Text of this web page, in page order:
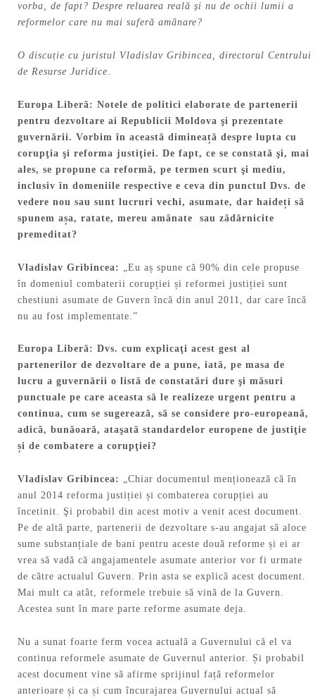
vorba, de fapt? Despre reluarea reală și nu de ochii lumii a
reformelor care nu mai suferă amânare?
O discuție cu juristul Vladislav Gribincea, directorul Centrului
de Resurse Juridice.
Europa Liberă: Notele de politici elaborate de partenerii
pentru dezvoltare ai Republicii Moldova şi prezentate
guvernării. Vorbim în această dimineață despre lupta cu
corupţia şi reforma justiţiei. De fapt, ce se constată şi, mai
ales, se propune ca reformă, pe termen scurt şi mediu,
inclusiv în domeniile respective e ceva din punctul Dvs. de
vedere nou sau sunt lucruri vechi, asumate, dar haideți să
spunem așa, ratate, mereu amânate sau zădărnicite
premeditat?
Vladislav Gribincea:
„Eu aș spune că 90% din cele propuse
în domeniul combaterii corupției și reformei justiției sunt
chestiuni asumate de Guvern încă din anul 2011, dar care încă
nu au fost implementate.”
Europa Liberă: Dvs. cum explicaţi acest gest al
partenerilor de dezvoltare de a pune, iată, pe masa de
lucru a guvernării o listă de constatări dure şi măsuri
punctuale pe care aceasta să le realizeze urgent pentru a
continua, cum se sugerează, să se considere pro-europeană,
adică, bunăoară, ataşată standardelor europene de justiţie
și de combatere a corupţiei?
Vladislav Gribincea: „Chiar documentul menționează că în
anul 2014 reforma justiției și combaterea corupției au
încetinit. Şi probabil din acest motiv a venit acest document.
Pe de altă parte, partenerii de dezvoltare s-au angajat să aloce
sume substanțiale de bani pentru aceste două reforme și ei ar
vrea să vadă că angajamentele asumate anterior vor fi urmate
de către actualul Guvern. Prin asta se explică acest document.
Mai mult ca atât, reformele trebuie să vină de la Guvern.
Acestea sunt în mare parte reforme asumate deja.
Nu a sunat foarte ferm vocea actuală a Guvernului că el va
continua reformele asumate de Guvernul anterior. Și probabil
acest document vine să afirme sprijinul față reformelor
anterioare și ca și cum încurajarea Guvernului actual să